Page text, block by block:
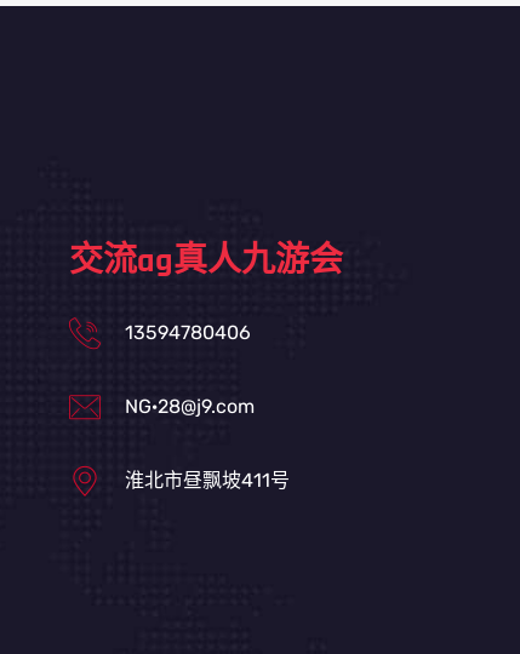
交流ag真人九游会
13594780406
NG·28@j9.com
淮北市昼飘坡411号